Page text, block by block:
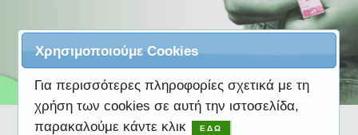
Χρησιμοποιούμε Cookies
Για περισσότερες πληροφορίες σχετικά με τη
χρήση των cookies σε αυτή την ιστοσελίδα,
παρακαλούμε κάντε κλικ
ΕΔΩ